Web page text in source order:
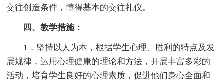
交往创造条件，懂得基本的交往礼仪。
四、教学措施：
1．坚持以人为本，根据学生心理、胜利的特点及发
展规律，运用心理健康的理论和方法，开展丰富多彩的
活动，培育学生良好的心理素质，促进他们身心全面和